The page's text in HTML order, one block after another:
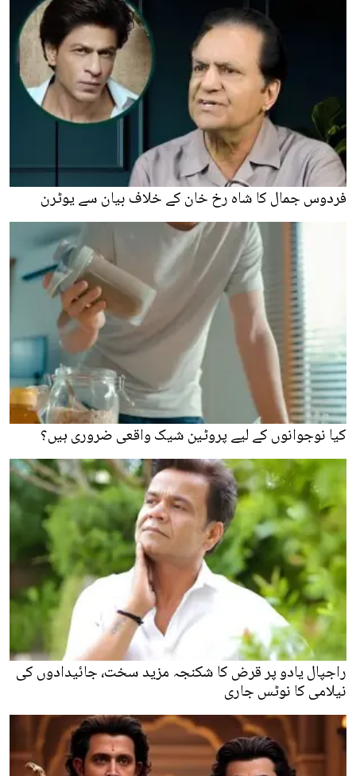
فردوس جمال کا شاہ رخ خان کے خلاف بیان سے یوٹرن
کیا نوجوانوں کے لیے پروٹین شیک واقعی ضروری ہیں؟
راجپال یادو پر قرض کا شکنجہ مزید سخت، جائیدادوں کی
نیلامی کا نوٹس جاری